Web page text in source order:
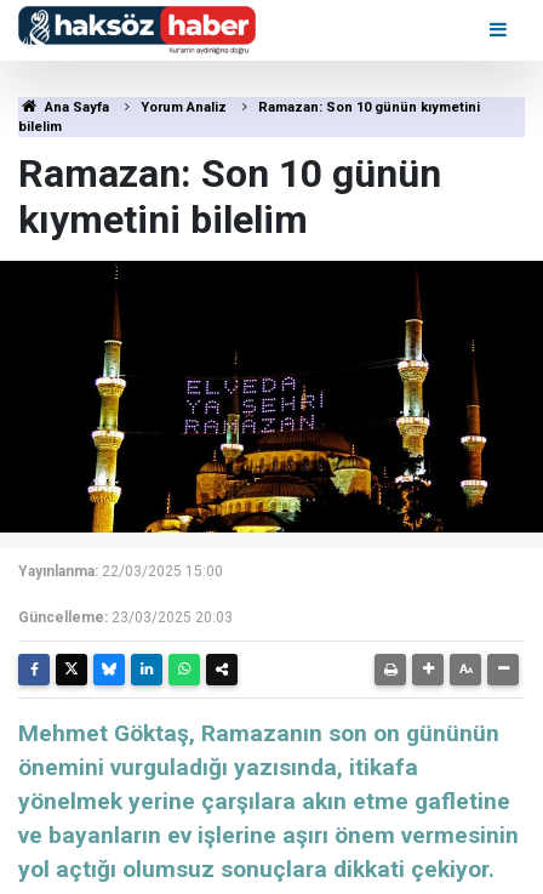
Ana Sayfa Yorum Analiz
Ramazan: Son 10 günün kıymetini
bilelim
Ramazan: Son 10 günün
kıymetini bilelim
Yayınlanma: 22/03/2025 15:00
Güncelleme: 23/03/2025 20:03
Mehmet Göktaş, Ramazanın son on gününün
önemini vurguladığı yazısında, itikafa
yönelmek yerine çarşılara akın etme gafletine
ve bayanların ev işlerine aşırı önem vermesinin
yol açtığı olumsuz sonuçlara dikkati çekiyor.